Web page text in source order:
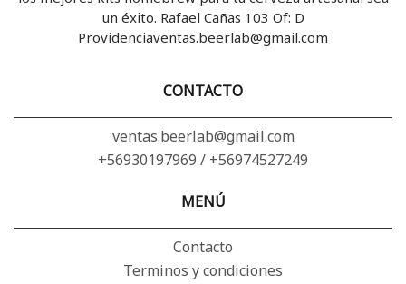
un éxito. Rafael Cañas 103 Of: D
Providenciaventas.beerlab@gmail.com
CONTACTO
ventas.beerlab@gmail.com
+56930197969 / +56974527249
MENÚ
Contacto
Terminos y condiciones